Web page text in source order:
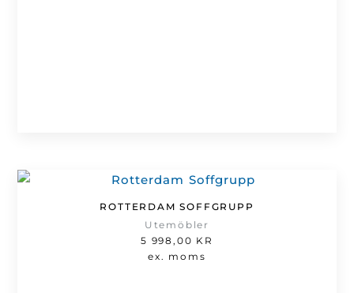
ROTTERDAM SOFFGRUPP
Utemöbler
5 998,00 KR
ex. moms